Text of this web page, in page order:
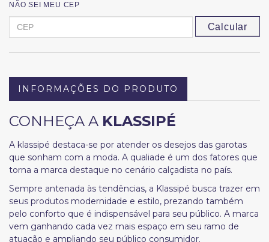
NÃO SEI MEU CEP
Calcular
INFORMAÇÕES DO PRODUTO
CONHEÇA A KLASSIPÉ
A klassipé destaca-se por atender os desejos das garotas
que sonham com a moda. A qualiade é um dos fatores que
torna a marca destaque no cenário calçadista no país.
Sempre antenada às tendências, a Klassipé busca trazer em
seus produtos modernidade e estilo, prezando também
pelo conforto que é indispensável para seu público. A marca
vem ganhando cada vez mais espaço em seu ramo de
atuação e ampliando seu público consumidor.